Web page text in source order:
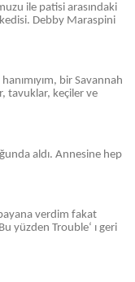
ile patisi arasındaki
Debby Maraspini
bir Savannah
tavuklar, keçiler ve
aldı. Annesine hep
verdim fakat
yüzden Trouble‘ ı geri